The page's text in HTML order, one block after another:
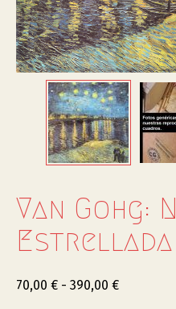
Van Gohg:
Estrellada
70,00 € - 390,00 €